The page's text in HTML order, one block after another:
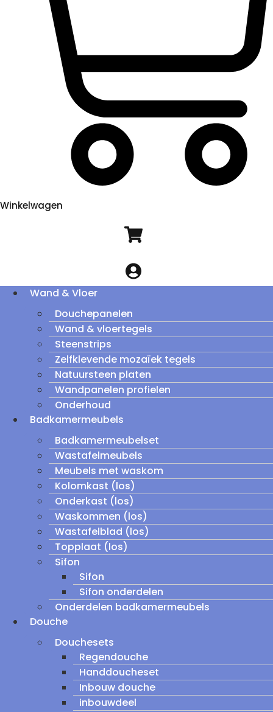
Winkelwagen
Wand & Vloer
Douchepanelen
Wand & vloertegels
Steenstrips
Zelfklevende mozaïek tegels
Natuursteen platen
Wandpanelen profielen
Onderhoud
Badkamermeubels
Badkamermeubelset
Wastafelmeubels
Meubels met waskom
Kolomkast (los)
Onderkast (los)
Waskommen (los)
Wastafelblad (los)
Topplaat (los)
Sifon
Sifon
Sifon onderdelen
Onderdelen badkamermeubels
Douche
Douchesets
Regendouche
Handdoucheset
Inbouw douche
inbouwdeel